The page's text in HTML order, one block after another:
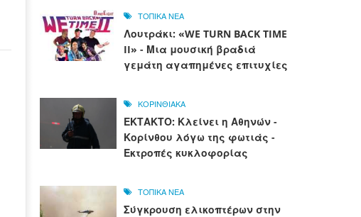
ΤΟΠΙΚΑ ΝΕΑ
Λουτράκι: «WE TURN BACK TIME
II» - Μια μουσική βραδιά
γεμάτη αγαπημένες επιτυχίες
ΚΟΡΙΝΘΙΑΚΑ
ΕΚΤΑΚΤΟ: Κλείνει η Αθηνών -
Κορίνθου λόγω της φωτιάς -
Εκτροπές κυκλοφορίας
ΤΟΠΙΚΑ ΝΕΑ
Σύγκρουση ελικοπτέρων στην